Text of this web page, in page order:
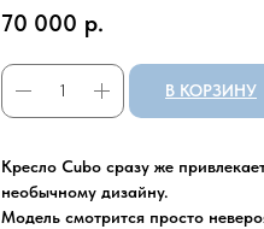
70 000 р.
В КОРЗИНУ
Кресло Cubo сразу же
необычному дизайну.
Модель смотрится просто